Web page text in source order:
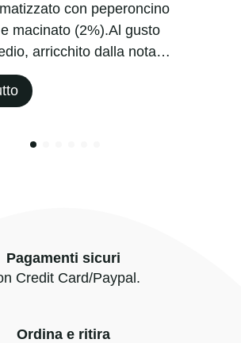
con peperoncino
macinato (2%).Al gusto
arricchito dalla nota…
Pagamenti sicuri
Credit Card/Paypal.
Ordina e ritira